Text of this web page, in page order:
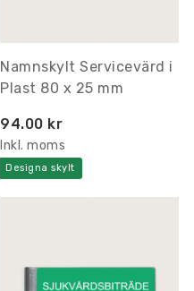
Namnskylt Servicevärd i
Plast 80 x 25 mm
94.00 kr
Inkl. moms
Designa skylt